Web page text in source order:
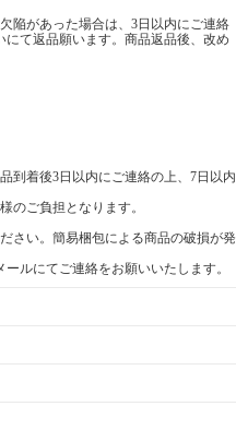
陥があった場合は、3日以内にご連絡
て返品願います。商品返品後、改め
到着後3日以内にご連絡の上、7日以内
のご負担となります。
さい。簡易梱包による商品の破損が発
ルにてご連絡をお願いいたします。